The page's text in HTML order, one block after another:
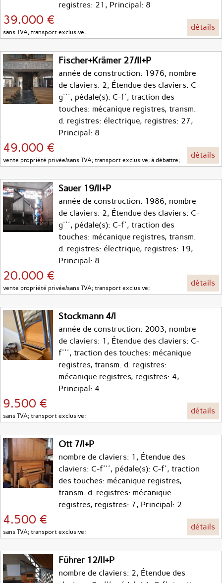
registres: 21, Principal: 8
39.000 €
sans TVA; transport exclusive;
détails
Fischer+Krämer 27/II+P
année de construction: 1976, nombre
de claviers: 2, Étendue des claviers: C-
g''', pédale(s): C-f', traction des
touches: mécanique registres, transm.
d. registres: électrique, registres: 27,
Principal: 8
49.000 €
vente propriété privée/sans TVA; transport exclusive; à débattre;
détails
Sauer 19/II+P
année de construction: 1986, nombre
de claviers: 2, Étendue des claviers: C-
g''', pédale(s): C-f', traction des
touches: mécanique registres, transm.
d. registres: électrique, registres: 19,
Principal: 8
20.000 €
vente propriété privée/sans TVA; transport exclusive;
détails
Stockmann 4/I
année de construction: 2003, nombre
de claviers: 1, Étendue des claviers: C-
f''', traction des touches: mécanique
registres, transm. d. registres:
mécanique registres, registres: 4,
Principal: 4
9.500 €
sans TVA; transport exclusive;
détails
Ott 7/I+P
nombre de claviers: 1, Étendue des
claviers: C-f''', pédale(s): C-f', traction
des touches: mécanique registres,
transm. d. registres: mécanique
registres, registres: 7, Principal: 2
4.500 €
sans TVA; transport exclusive;
détails
Führer 12/II+P
nombre de claviers: 2, Étendue des